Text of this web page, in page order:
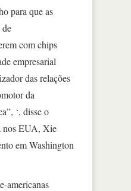
para que as
com chips
empresarial
das relações
da
‘, disse o
nos EUA, Xie
em Washington
americanas